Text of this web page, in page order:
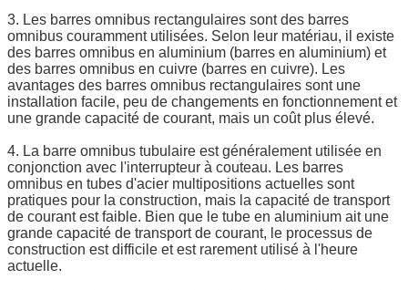
3. Les barres omnibus rectangulaires sont des barres
omnibus couramment utilisées. Selon leur matériau, il existe
des barres omnibus en aluminium (barres en aluminium) et
des barres omnibus en cuivre (barres en cuivre). Les
avantages des barres omnibus rectangulaires sont une
installation facile, peu de changements en fonctionnement et
une grande capacité de courant, mais un coût plus élevé.
4. La barre omnibus tubulaire est généralement utilisée en
conjonction avec l'interrupteur à couteau. Les barres
omnibus en tubes d'acier multipositions actuelles sont
pratiques pour la construction, mais la capacité de transport
de courant est faible. Bien que le tube en aluminium ait une
grande capacité de transport de courant, le processus de
construction est difficile et est rarement utilisé à l'heure
actuelle.